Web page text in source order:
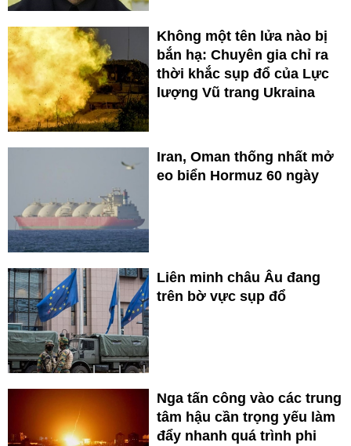
Không một tên lửa nào bị
bắn hạ: Chuyên gia chỉ ra
thời khắc sụp đổ của Lực
lượng Vũ trang Ukraina
Iran, Oman thống nhất mở
eo biển Hormuz 60 ngày
Liên minh châu Âu đang
trên bờ vực sụp đổ
Nga tấn công vào các trung
tâm hậu cần trọng yếu làm
đẩy nhanh quá trình phi